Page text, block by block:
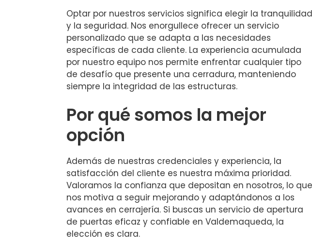
Optar por nuestros servicios significa elegir la tranquilidad
y la seguridad. Nos enorgullece ofrecer un servicio
personalizado que se adapta a las necesidades
específicas de cada cliente. La experiencia acumulada
por nuestro equipo nos permite enfrentar cualquier tipo
de desafío que presente una cerradura, manteniendo
siempre la integridad de las estructuras.
Por qué somos la mejor
opción
Además de nuestras credenciales y experiencia, la
satisfacción del cliente es nuestra máxima prioridad.
Valoramos la confianza que depositan en nosotros, lo que
nos motiva a seguir mejorando y adaptándonos a los
avances en cerrajería. Si buscas un servicio de apertura
de puertas eficaz y confiable en Valdemaqueda, la
elección es clara.